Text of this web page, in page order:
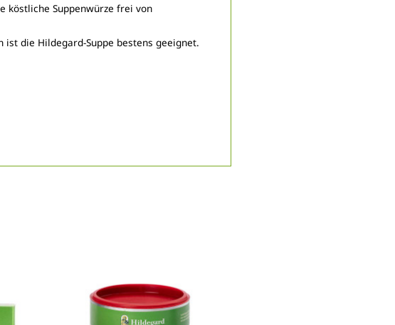
köstliche Suppenwürze frei von
ist die Hildegard-Suppe bestens geeignet.